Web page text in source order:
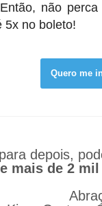
não
5x no boleto!
Quero me
depois,
mais de 2